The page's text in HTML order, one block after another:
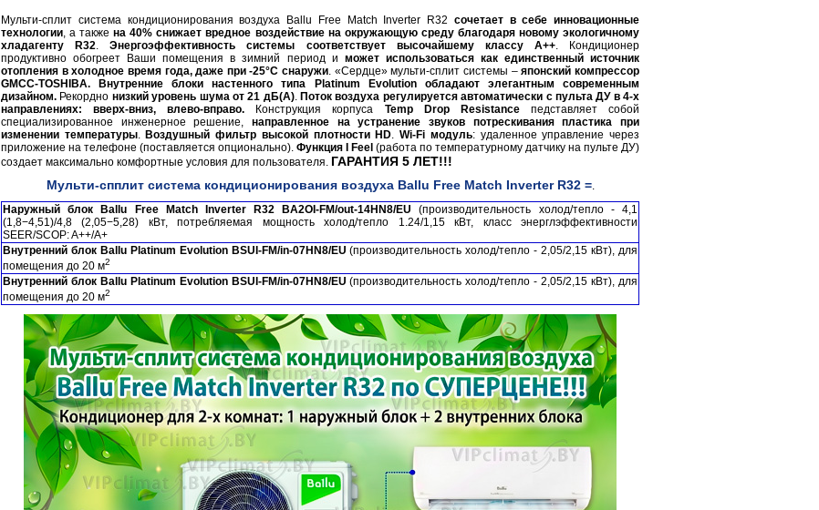
Мульти-сплит система кондиционирования воздуха Ballu Free Match Inverter R32 сочетает в себе инновационные
технологии, а такжена 40% снижает вредное воздействие на окружающую среду благодаря новому экологичному
хладагенту R32.Энергоэффективность системы соответствует высочайшему классу А++. Кондиционер
продуктивно обогреет Ваши помещения в зимний период и может использоваться как единственный источник
отопления в холодное время года, даже при -25°С снаружи. «Сердце» мульти-сплит системы –японский компрессор
GMCC-TOSHIBA.
Внутренние блоки настенного типа Platinum Evolution обладают элегантным современным
дизайном. Рекордно низкий уровень шума от 21 дБ(А). Поток воздуха регулируется автоматически с пульта ДУ в 4-х
направлениях: вверх-вниз, влево-вправо. Конструкция корпуса Temp Drop Resistanceпедставляет собой
специализированное инженерное решение, направленное на устранение звуков потрескивания пластика при
изменении температуры. Воздушный фильтр высокой плотности HD.Wi-Fi модуль: удаленное управление через
приложение на телефоне (поставляется опционально). Функция I Feel (работа по температурному датчику на пульте ДУ)
создает максимально комфортные условия для пользователя. ГАРАНТИЯ 5 ЛЕТ!!!
Мульти-спплит система кондиционирования воздуха Ballu Free Match Inverter R32 =.
Наружный блок Ballu Free Match Inverter R32 BA2OI-FM/out-14HN8/EU (производительность холод/тепло - 4,1
(1,8−4,51)/4,8 (2,05−5,28) кВт, потребляемая мощность холод/тепло 1.24/1,15 кВт, класс энерглэффективности
SEER/SCOP: A++/A+
Внутренний блок Ballu Platinum Evolution BSUI-FM/in-07HN8/EU (производительность холод/тепло - 2,05/2,15 кВт), для
помещения до 20 м2
Внутренний блок Ballu Platinum Evolution BSUI-FM/in-07HN8/EU (производительность холод/тепло - 2,05/2,15 кВт), для
помещения до 20 м2